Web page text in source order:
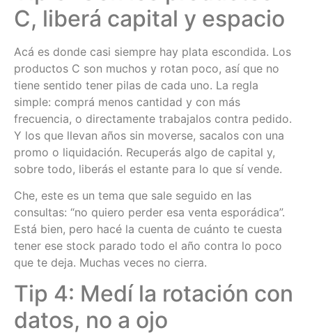
C, liberá capital y espacio
Acá es donde casi siempre hay plata escondida. Los
productos C son muchos y rotan poco, así que no
tiene sentido tener pilas de cada uno. La regla
simple: comprá menos cantidad y con más
frecuencia, o directamente trabajalos contra pedido.
Y los que llevan años sin moverse, sacalos con una
promo o liquidación. Recuperás algo de capital y,
sobre todo, liberás el estante para lo que sí vende.
Che, este es un tema que sale seguido en las
consultas: “no quiero perder esa venta esporádica”.
Está bien, pero hacé la cuenta de cuánto te cuesta
tener ese stock parado todo el año contra lo poco
que te deja. Muchas veces no cierra.
Tip 4: Medí la rotación con
datos, no a ojo